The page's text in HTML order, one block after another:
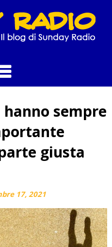
hanno sempre
giusta
17, 2021